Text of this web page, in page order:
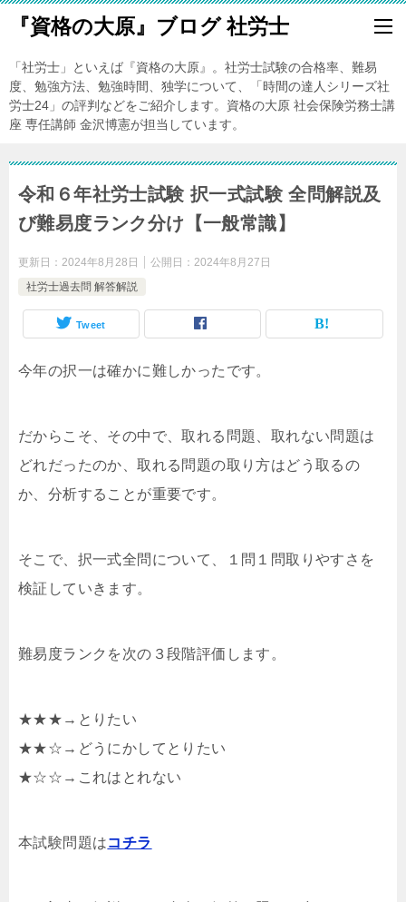
『資格の大原』ブログ 社労士
「社労士」といえば『資格の大原』。社労士試験の合格率、難易
度、勉強方法、勉強時間、独学について、「時間の達人シリーズ社
労士24」の評判などをご紹介します。資格の大原 社会保険労務士講
座 専任講師 金沢博憲が担当しています。
令和６年社労士試験 択一式試験 全問解説及
び難易度ランク分け【一般常識】
更新日： 2024年8月28日 公開日： 2024年8月27日
社労士過去問 解答解説
Tweet
今年の択一は確かに難しかったです。
だからこそ、その中で、取れる問題、取れない問題は
どれだったのか、取れる問題の取り方はどう取るの
か、分析することが重要です。
そこで、択一式全問について、１問１問取りやすさを
検証していきます。
難易度ランクを次の３段階評価します。
★★★→とりたい
★★☆→どうにかしてとりたい
★☆☆→これはとれない
本試験問題はコチラ